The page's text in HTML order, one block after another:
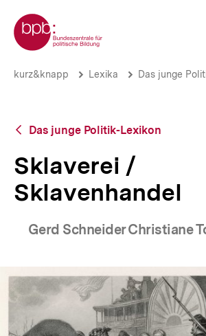
zum
Seiteninhalt
springen
Zur Startseite der bpb
Sklaverei
bpb.de
Brotkrümelnavigation
Pfadnavigation
kurz&knapp Lexika Das junge
Zurück
Übersicht
Das junge Politik-Lexikon
Sklaverei /
Sklavenhandel
Gerd Schneider Christiane